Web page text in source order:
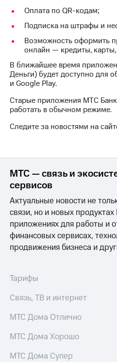
на
Для дома
Выберите
ТВ
с выгодным
тарифом
Тарифы
ТВ и телефон
Акции
Домашний
интернет
Домашнее
ТВ
телефон
Перейти
в МТС
со своим
номером
интернета
ТВ
Личный
кабинет
спутникового
ТВ
Скачать
приложение
МТС
Акции
290 ₽/
мес
МТС
Premium
Подписка
на гигабайты
интернета,
фильмы,
Семейная
на тарифы,
общие
подписки
Оплата по QR-кодам;
Подписка на штрафы и
Возможность оформить
онлайн — кредиты,
В ближайшее время
Деньги) будет доступно для
и Google Play.
Старые приложения МТС
работать в обычном режиме.
Следите за новостями на
МТС — связь и
сервисов
Актуальные новости не
связи, но и новых
приложениях для работы и
финансовых сервисах,
продвижения бизнеса и
Тарифы
Связь, ТВ и интернет
МТС Дома Отлично
МТС Дома Хорошо
МТС Дома Супер